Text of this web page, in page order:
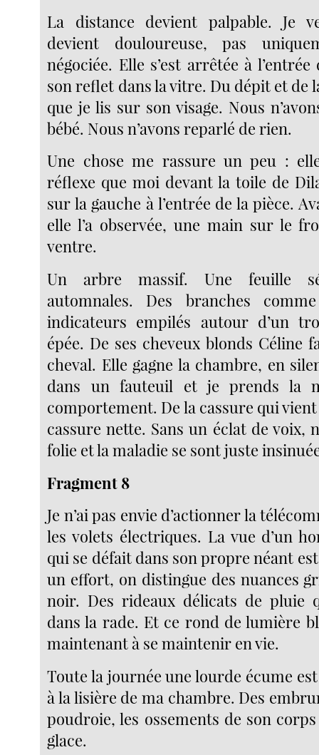
La distance devient palpable. Je
devient douloureuse, pas
négociée. Elle s’est arrêtée à
son reflet dans la vitre. Du dépit et de
que je lis sur son visage. Nous
bébé. Nous n’avons reparlé de rien.
Une chose me rassure un peu :
réflexe que moi devant la toile de
sur la gauche à l’entrée de la pièce.
elle l’a observée, une main sur le
ventre.
Un arbre massif. Une feuille
automnales. Des branches
indicateurs empilés autour d’un
épée. De ses cheveux blonds Céline
cheval. Elle gagne la chambre, en
dans un fauteuil et je prends la
comportement. De la cassure qui vient
cassure nette. Sans un éclat de voix,
folie et la maladie se sont juste
Fragment 8
Je n’ai pas envie d’actionner la
les volets électriques. La vue d’un
qui se défait dans son propre néant
un effort, on distingue des nuances
noir. Des rideaux délicats de pluie
dans la rade. Et ce rond de lumière
maintenant à se maintenir en vie.
Toute la journée une lourde écume est
à la lisière de ma chambre. Des
poudroie, les ossements de son
glace.